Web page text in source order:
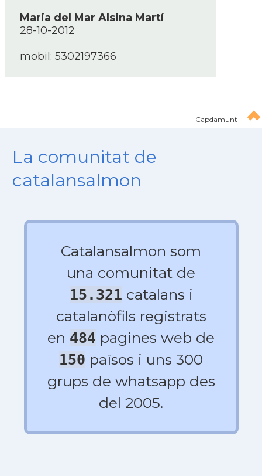
Maria del Mar Alsina Martí­
28-10-2012
mobil: 5302197366
Capdamunt
La comunitat de
catalansalmon
Catalansalmon som
una comunitat de
15.321 catalans i
catalanòfils registrats
en 484 pagines web de
150 països i uns 300
grups de whatsapp des
del 2005.